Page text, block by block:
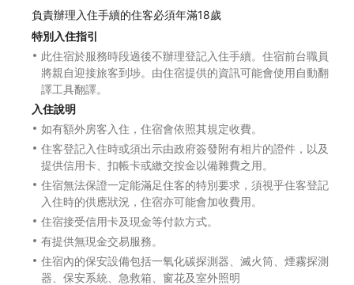
負責辦理入住手續的住客必須年滿18歲
特別入住指引
此住宿於服務時段過後不辦理登記入住手續。住宿前台職員
將親自迎接旅客到埗。由住宿提供的資訊可能會使用自動翻
譯工具翻譯。
入住說明
如有額外房客入住，住宿會依照其規定收費。
住客登記入住時或須出示由政府簽發附有相片的證件，以及
提供信用卡、扣帳卡或繳交按金以備雜費之用。
住宿無法保證一定能滿足住客的特別要求，須視乎住客登記
入住時的供應狀況，住宿亦可能會加收費用。
住宿接受信用卡及現金等付款方式。
有提供無現金交易服務。
住宿內的保安設備包括一氧化碳探測器、滅火筒、煙霧探測
器、保安系統、急救箱、窗花及室外照明